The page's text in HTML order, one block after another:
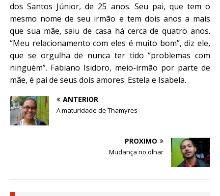
dos Santos Júnior, de 25 anos. Seu pai, que tem o
mesmo nome de seu irmão e tem dois anos a mais
que sua mãe, saiu de casa há cerca de quatro anos.
“Meu relacionamento com eles é muito bom”, diz ele,
que se orgulha de nunca ter tido “problemas com
ninguém”. Fabiano Isidoro, meio-irmão por parte de
mãe, é pai de seus dois amores: Estela e Isabela.
ANTERIOR
A maturidade de Thamyres
PRÓXIMO
Mudança no olhar